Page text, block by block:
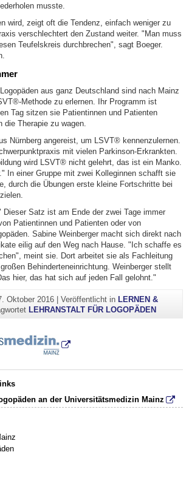
musste.
wird, zeigt oft die Tendenz, einfach weniger zu
verschlechtert den Zustand weiter. "Man muss
Teufelskreis durchbrechen", sagt Boeger.
aus ganz Deutschland sind nach Mainz
Methode zu erlernen. Ihr Programm ist
Tag sitzen sie Patientinnen und Patienten
die Therapie zu wagen.
Nürnberg angereist, um LSVT® kennenzulernen.
mit vielen Parkinson-Erkrankten.
wird LSVT® nicht gelehrt, das ist ein Manko.
In einer Gruppe mit zwei Kolleginnen schafft sie
durch die Übungen erste kleine Fortschritte bei
Dieser Satz ist am Ende der zwei Tage immer
Patientinnen und Patienten oder von
Sabine Weinberger macht sich direkt nach
eilig auf den Weg nach Hause. "Ich schaffe es
meint sie. Dort arbeitet sie als Fachleitung
Behinderteneinrichtung. Weinberger stellt
hier, das hat sich auf jeden Fall gelohnt."
Oktober 2016| Veröffentlicht in LERNEN &
LEHRANSTALT FÜR LOGOPÄDEN
an der Universitätsmedizin Mainz